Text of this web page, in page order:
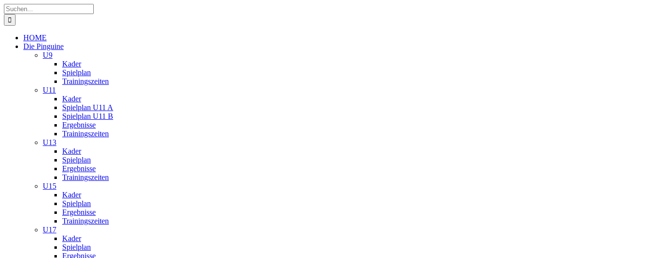
Zum
Inhalt
springen
Suche
nach:
HOME
Die Pinguine
U9
Kader
Spielplan
Trainingszeiten
U11
Kader
Spielplan U11 A
Spielplan U11 B
Ergebnisse
Trainingszeiten
U13
Kader
Spielplan
Ergebnisse
Trainingszeiten
U15
Kader
Spielplan
Ergebnisse
Trainingszeiten
U17
Kader
Spielplan
Ergebnisse